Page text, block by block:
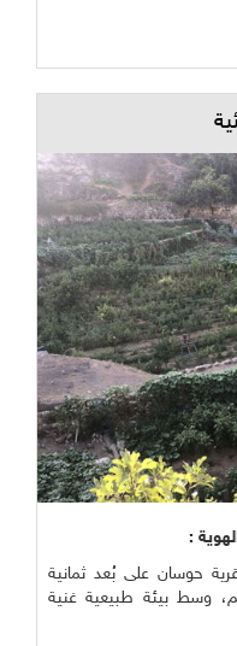
:
حوسان على بُعد ثمانية
وسط بيئة طبيعية غنية